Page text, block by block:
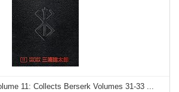
11: Collects Berserk Volumes 31-33 ...